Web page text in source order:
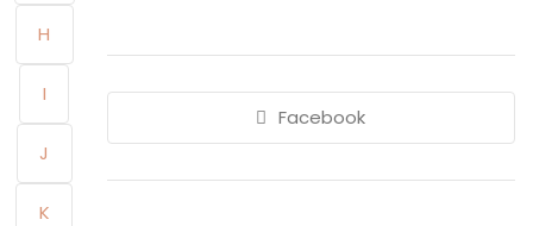
H
I
J
K
Facebook